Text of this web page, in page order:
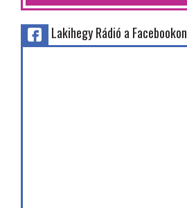
Lakihegy Rádió a Facebookon